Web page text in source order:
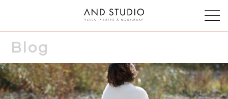
Class & instructor
Schedule スケジュール
Blog